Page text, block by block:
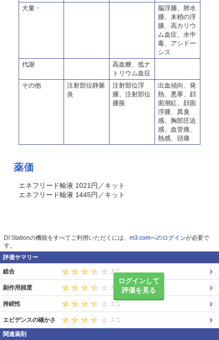
大量・
脳浮腫、肺水
腫、末梢の浮
腫、高カリウ
ム血症、水中
毒、アシドー
シス
代謝
高血糖、低ナ
トリウム血症
その他
注射部位静脈
炎
注射部位浮
腫、注射部位
腫脹
出血傾向、発
熱、悪寒、顔
面潮紅、顔面
浮腫、異臭
感、胸部圧迫
感、血管痛、
熱感、頭痛
薬価
エネフリード輸液 1021円／キット
エネフリード輸液 1445円／キット
DI Stationの機能をすべてご利用いただくには、 m3.comへのログインが必要で
す。
評価サマリー
ログインして
評価を見る
総合
副作用頻度
持続性
エビデンスの確かさ
関連薬剤